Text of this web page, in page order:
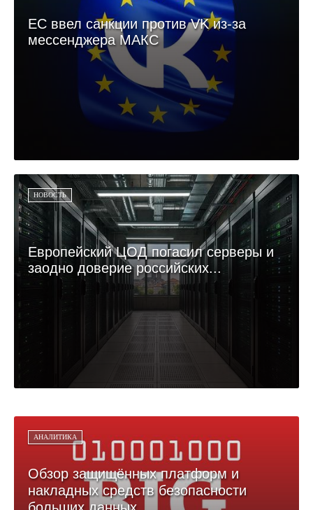
ЕС ввел санкции против VK из-за
мессенджера МАКС
НОВОСТЬ
Европейский ЦОД погасил серверы и
заодно доверие российских...
АНАЛИТИКА
Обзор защищённых платформ и
накладных средств безопасности